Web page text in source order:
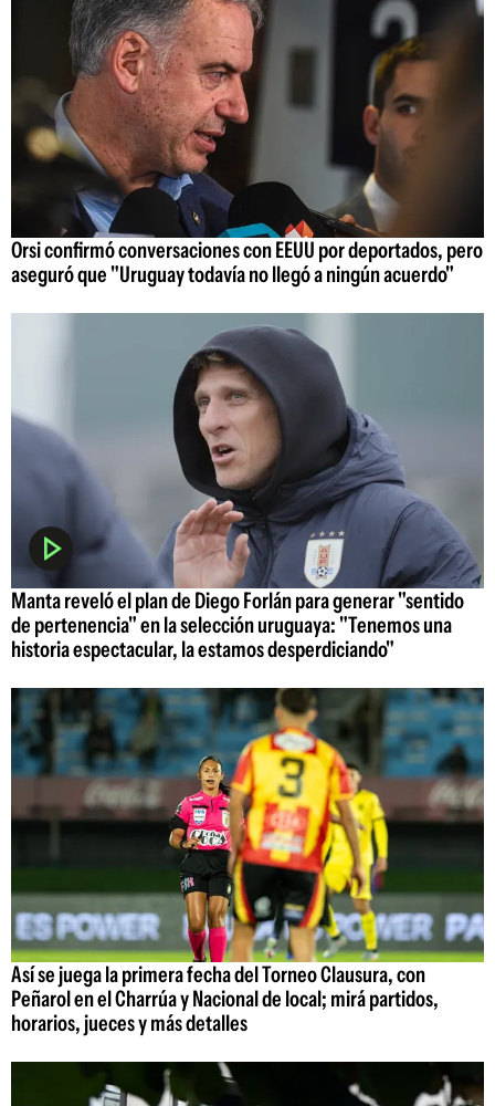
Orsi confirmó conversaciones con EEUU por deportados, pero
aseguró que "Uruguay todavía no llegó a ningún acuerdo"
Manta reveló el plan de Diego Forlán para generar "sentido
de pertenencia" en la selección uruguaya: "Tenemos una
historia espectacular, la estamos desperdiciando"
Así se juega la primera fecha del Torneo Clausura, con
Peñarol en el Charrúa y Nacional de local; mirá partidos,
horarios, jueces y más detalles